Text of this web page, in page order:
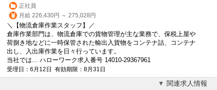
正社員
月給 226,430円 ～ 275,028円
＼【物流倉庫作業スタッフ】／
倉庫作業部門は、物流倉庫での貨物管理が主な業務で、保税上屋や
荷捌き地などに一時保管された輸出入貨物をコンテナ詰、コンテナ
出し、入出庫作業を日々行っています。
当社では... ハローワーク求人番号 14010-29367961
受理日：6月12日 有効期限：8月31日
関連求人情報